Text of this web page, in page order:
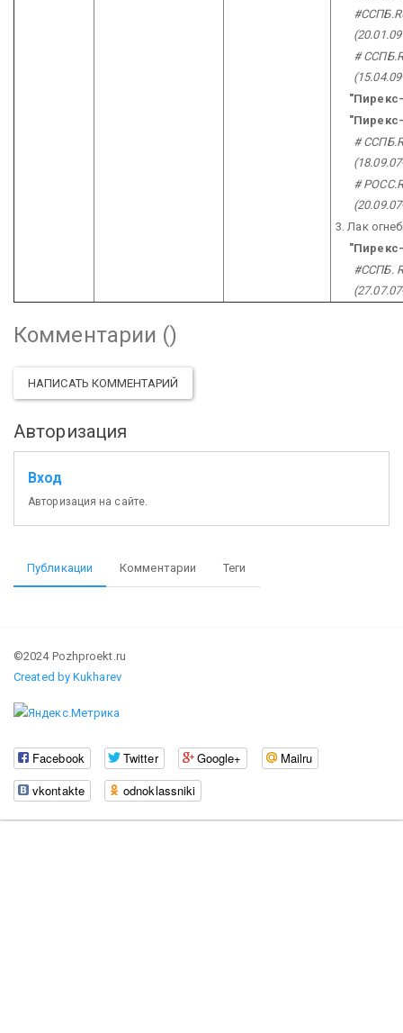
#
#
#
3. Лак
#ССПБ.
Комментарии ()
НАПИСАТЬ КОММЕНТАРИЙ
Авторизация
Вход
Авторизация на сайте.
Публикации Комментарии Теги
©2024 Pozhproekt.ru
Created by Kukharev
Facebook Twitter Google+
Mailru
vkontakte
odnoklassniki